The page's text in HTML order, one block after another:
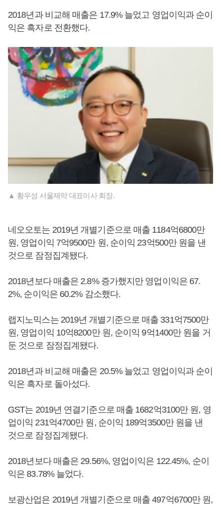
2018년과 비교해 매출은 17.9% 늘었고 영업이익과 순이
익은 흑자로 전환했다.
▲ 황우성 서울제약 대표이사 회장.
네오오토는 2019년 개별기준으로 매출 1184억6800만
원, 영업이익 7억9500만 원, 순이익 23억500만 원을 낸
것으로 잠정집계됐다.
2018년보다 매출은 2.8% 증가했지만 영업이익은 67.
2%, 순이익은 60.2% 감소했다.
랩지노믹스는 2019년 개별기준으로 매출 331억7500만
원, 영업이익 10억8200만 원, 순이익 9억1400만 원을 거
둔 것으로 잠정집계됐다.
2018년과 비교해 매출은 20.5% 늘었고 영업이익과 순이
익은 흑자로 돌아섰다.
GST는 2019년 연결기준으로 매출 1682억3100만 원, 영
업이익 231억4700만 원, 순이익 189억3500만 원을 낸
것으로 잠정집계됐다.
2018년보다 매출은 29.56%, 영업이익은 122.45%, 순이
익은 83.78% 늘었다.
보광산업은 2019년 개별기준으로 매출 497억6700만 원,